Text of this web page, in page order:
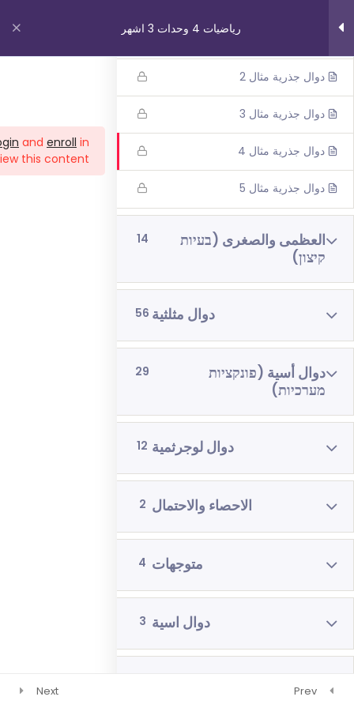
رياضيات 4 وحدات 3 اشهر
دوال جذرية + مثال 1
دوال جذرية مثال 2
دوال جذرية مثال 3
دوال جذرية مثال 4
دوال جذرية مثال 5
العظمى والصغرى (בעיות
קיצון)
14
دوال مثلثية 56
دوال أسية (פונקציות
מערכיות)
29
دوال لوجرثمية 12
الاحصاء والاحتمال 2
متوجهات 4
دوال اسية 3
and enroll in
this content!
Prev
Next
روابط مهمة
من نحن
_תנאי שימוש עברית
شروط الاستخدام
بچروت 3 وحدات 1 اشهر
رياضيات 5 وحدات 3 اشهر
رياضيات 4 وحدات 3 اشهر
فيزياء 3 اشهر